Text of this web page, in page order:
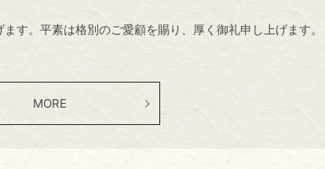
す。平素は格別のご愛顧を賜り、厚く御礼申し上げます。
MORE